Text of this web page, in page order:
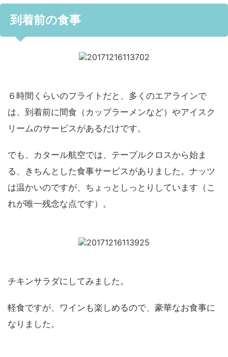
到着前の食事
６時間くらいのフライトだと、多くのエアラインで
は、到着前に間食（カップラーメンなど）やアイスク
リームのサービスがあるだけです。
でも、カタール航空では、テーブルクロスから始ま
る、きちんとした食事サービスがありました。ナッツ
は温かいのですが、ちょっとしっとりしています（こ
れが唯一残念な点です）。
チキンサラダにしてみました。
軽食ですが、ワインも楽しめるので、豪華なお食事に
なりました。